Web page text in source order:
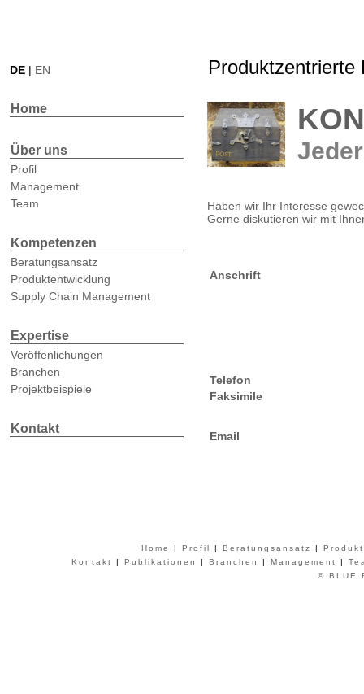
DE | EN Produktzentrierte
Home
Über uns
Profil
Management
Team
Kompetenzen
Beratungsansatz
Produktentwicklung
Supply Chain Management
Expertise
Veröffenlichungen
Branchen
Projektbeispiele
Kontakt
Haben wir Ihr Interesse
Gerne diskutieren wir mit
Anschrift
Telefon
Faksimile
Email
Home | Profil | Beratungsansatz |
Kontakt
| Publikationen | Branchen | Management |
© BLUE